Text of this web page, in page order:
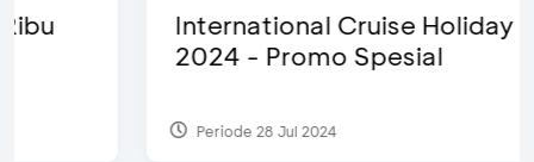
International Cruise Holiday Fair
2024 - Promo Spesial
Periode 28 Jul 2024